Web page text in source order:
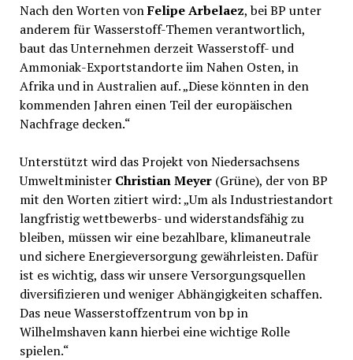
Nach den Worten vonFelipe Arbelaez, bei BP unter
anderem für Wasserstoff-Themen verantwortlich,
baut das Unternehmen derzeit Wasserstoff- und
Ammoniak-Exportstandorte iim Nahen Osten, in
Afrika und in Australien auf. „Diese könnten in den
kommenden Jahren einen Teil der europäischen
Nachfrage decken.“
Unterstützt wird das Projekt von Niedersachsens
Umweltminister Christian Meyer(Grüne), der von BP
mit den Worten zitiert wird: „Um als Industriestandort
langfristig wettbewerbs- und widerstandsfähig zu
bleiben, müssen wir eine bezahlbare, klimaneutrale
und sichere Energieversorgung gewährleisten. Dafür
ist es wichtig, dass wir unsere Versorgungsquellen
diversifizieren und weniger Abhängigkeiten schaffen.
Das neue Wasserstoffzentrum von bp in
Wilhelmshaven kann hierbei eine wichtige Rolle
spielen.“